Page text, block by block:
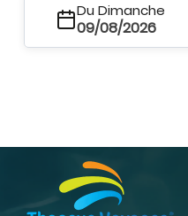
Du Dimanche
09/08/2026